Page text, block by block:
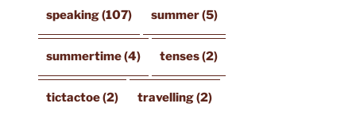
speaking(107) summer(5)
summertime(4) tenses(2)
tictactoe(2) travelling(2)